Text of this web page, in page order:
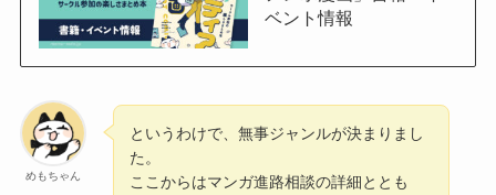
ベント情報
めもちゃん
というわけで、無事ジャンルが決まりまし
た。
ここからはマンガ進路相談の詳細ととも